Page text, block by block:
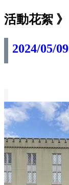
活動花絮 》
2024/05/09